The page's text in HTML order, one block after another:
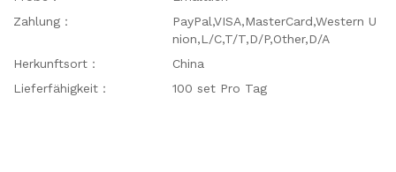
Zahlung：
PayPal,VISA,MasterCard,Western U
nion,L/C,T/T,D/P,Other,D/A
Herkunftsort：
China
Lieferfähigkeit：
100 set Pro Tag